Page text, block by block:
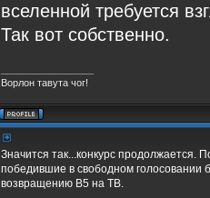
вселенной требуется
Так вот собственно.
Ворлон тавута чог!
Значится так...конкурс
победившие в свободном голосовании
возвращению В5 на ТВ.